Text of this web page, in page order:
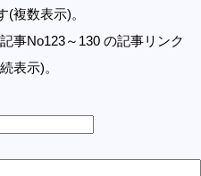
(複数表示)。
事No123～130 の記事リンク
表示)。